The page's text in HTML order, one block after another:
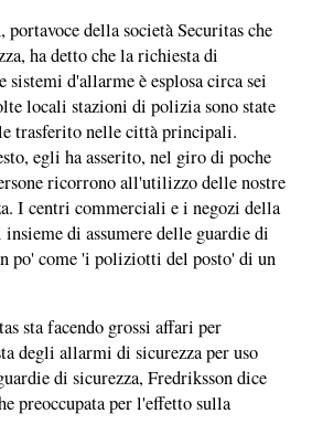
portavoce della società Securitas che
ha detto che la richiesta di
sistemi d'allarme è esplosa circa sei
locali stazioni di polizia sono state
trasferito nelle città principali.
egli ha asserito, nel giro di poche
ricorrono all'utilizzo delle nostre
I centri commerciali e i negozi della
di assumere delle guardie di
po' come 'i poliziotti del posto' di un
sta facendo grossi affari per
degli allarmi di sicurezza per uso
di sicurezza, Fredriksson dice
preoccupata per l'effetto sulla